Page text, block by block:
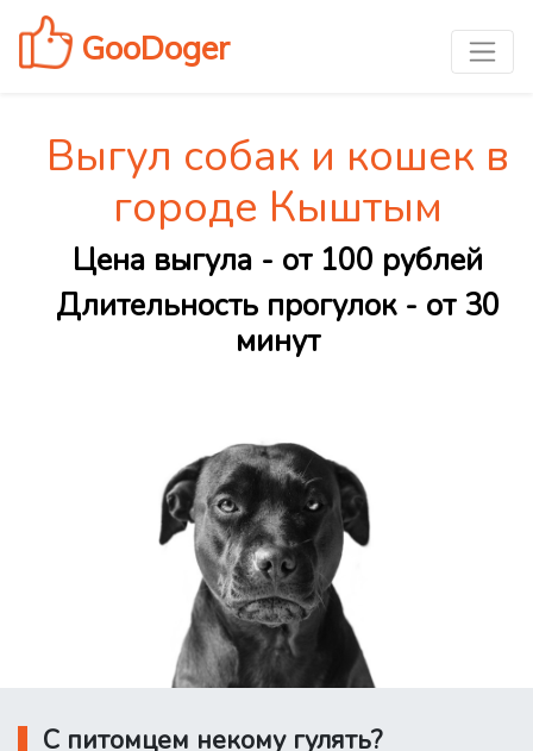
GooDoger
Выгул собак и кошек в
городе Кыштым
Цена выгула - от 100 рублей
Длительность прогулок - от 30
минут
С питомцем некому гулять?